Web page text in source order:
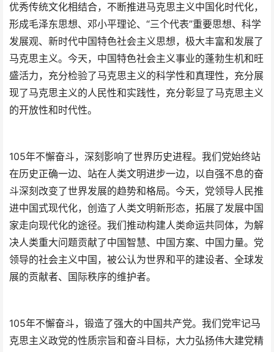
优秀传统文化相结合，不断推进马克思主义中国化时代化，
形成毛泽东思想、邓小平理论、“三个代表”重要思想、科学
发展观、新时代中国特色社会主义思想，极大丰富和发展了
马克思主义。今天，中国特色社会主义事业的蓬勃生机和旺
盛活力，充分检验了马克思主义的科学性和真理性，充分展
现了马克思主义的人民性和实践性，充分彰显了马克思主义
的开放性和时代性。
105年不懈奋斗，深刻影响了世界历史进程。我们党始终站
在历史正确一边、站在人类文明进步一边，以自强不息的奋
斗深刻改变了世界发展的趋势和格局。今天，党领导人民推
进中国式现代化，创造了人类文明新形态，拓展了发展中国
家走向现代化的途径。我们推动构建人类命运共同体，为解
决人类重大问题贡献了中国智慧、中国方案、中国力量。党
领导的社会主义中国，被公认为世界和平的建设者、全球发
展的贡献者、国际秩序的维护者。
105年不懈奋斗，锻造了强大的中国共产党。我们党牢记马
克思主义政党的性质宗旨和奋斗目标，大力弘扬伟大建党精